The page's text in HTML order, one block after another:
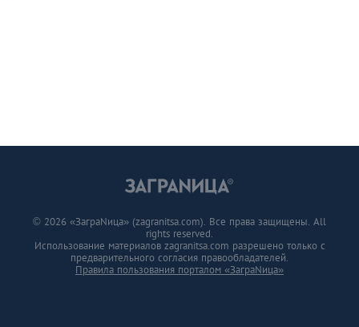
© 2026 «ЗаграNица» (zagranitsa.com). Все права защищены. All
rights reserved.
Использование материалов zagranitsa.com разрешено только с
предварительного согласия правообладателей.
Правила пользования порталом «ЗаграNица»